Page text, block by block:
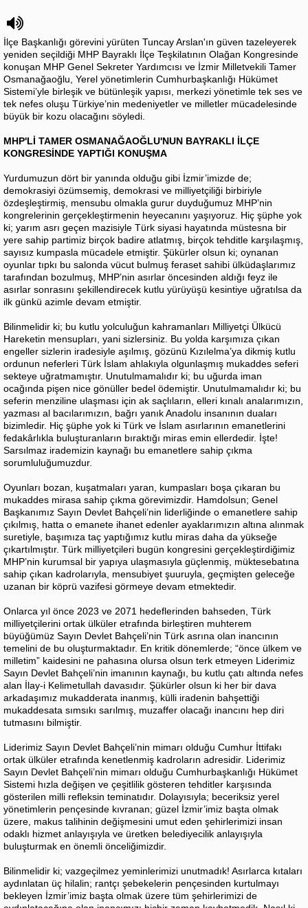
İlçe Başkanlığı görevini yürüten Tuncay Arslan'ın güven tazeleyerek
yeniden seçildiği MHP Bayraklı İlçe Teşkilatının Olağan Kongresinde
konuşan MHP Genel Sekreter Yardımcısı ve İzmir Milletvekili Tamer
Osmanağaoğlu, Yerel yönetimlerin Cumhurbaşkanlığı Hükümet
Sistemi’yle birleşik ve bütünleşik yapısı, merkezi yönetimle tek ses ve
tek nefes oluşu Türkiye’nin medeniyetler ve milletler mücadelesinde
büyük bir kozu olacağını söyledi.
MHP'Lİ TAMER OSMANAĞAOĞLU'NUN BAYRAKLI İLÇE
KONGRESİNDE YAPTIĞI KONUŞMA
Yurdumuzun dört bir yanında olduğu gibi İzmir’imizde de;
demokrasiyi özümsemiş, demokrasi ve milliyetçiliği birbiriyle
özdeşleştirmiş, mensubu olmakla gurur duyduğumuz MHP’nin
kongrelerinin gerçekleştirmenin heyecanını yaşıyoruz. Hiç şüphe yok
ki; yarım asrı geçen mazisiyle Türk siyasi hayatında müstesna bir
yere sahip partimiz birçok badire atlatmış, birçok tehditle karşılaşmış,
sayısız kumpasla mücadele etmiştir. Şükürler olsun ki; oynanan
oyunlar tıpkı bu salonda vücut bulmuş feraset sahibi ülküdaşlarımız
tarafından bozulmuş, MHP’nin asırlar öncesinden aldığı feyz ile
asırlar sonrasını şekillendirecek kutlu yürüyüşü kesintiye uğratılsa da
ilk günkü azimle devam etmiştir.
Bilinmelidir ki; bu kutlu yolculuğun kahramanları Milliyetçi Ülkücü
Hareketin mensupları, yani sizlersiniz. Bu yolda karşımıza çıkan
engeller sizlerin iradesiyle aşılmış, gözünü Kızılelma’ya dikmiş kutlu
ordunun neferleri Türk İslam ahlakıyla olgunlaşmış mukaddes seferi
sekteye uğratmamıştır. Unutulmamalıdır ki; bu uğurda iman
ocağında pişen nice gönüller bedel ödemiştir. Unutulmamalıdır ki; bu
seferin menziline ulaşması için ak saçlıların, elleri kınalı analarımızın,
yazması al bacılarımızın, bağrı yanık Anadolu insanının duaları
bizimledir. Hiç şüphe yok ki Türk ve İslam asırlarının emanetlerini
fedakârlıkla buluşturanların bıraktığı miras emin ellerdedir. İşte!
Sarsılmaz irademizin kaynağı bu emanetlere sahip çıkma
sorumluluğumuzdur.
Oyunları bozan, kuşatmaları yaran, kumpasları boşa çıkaran bu
mukaddes mirasa sahip çıkma görevimizdir. Hamdolsun; Genel
Başkanımız Sayın Devlet Bahçeli’nin liderliğinde o emanetlere sahip
çıkılmış, hatta o emanete ihanet edenler ayaklarımızın altına alınmak
suretiyle, başımıza taç yaptığımız kutlu miras daha da yükseğe
çıkartılmıştır. Türk milliyetçileri bugün kongresini gerçekleştirdiğimiz
MHP’nin kurumsal bir yapıya ulaşmasıyla güçlenmiş, müktesebatına
sahip çıkan kadrolarıyla, mensubiyet şuuruyla, geçmişten geleceğe
uzanan bir köprü vazifesi görmeye devam etmektedir.
Onlarca yıl önce 2023 ve 2071 hedeflerinden bahseden, Türk
milliyetçilerini ortak ülküler etrafında birleştiren muhterem
büyüğümüz Sayın Devlet Bahçeli’nin Türk asrına olan inancının
temelini de bu oluşturmaktadır. En kritik dönemlerde; “önce ülkem ve
milletim” kaidesini ne pahasına olursa olsun terk etmeyen Liderimiz
Sayın Devlet Bahçeli’nin imanının kaynağı, bu kutlu çatı altında nefes
alan İlay-i Kelimetullah davasıdır. Şükürler olsun ki her bir dava
arkadaşımız mukadderata inanmış, külli iradenin bahşettiği
mukaddesata sımsıkı sarılmış, muzaffer olacağı inancını hep diri
tutmasını bilmiştir.
Liderimiz Sayın Devlet Bahçeli’nin mimarı olduğu Cumhur İttifakı
ortak ülküler etrafında kenetlenmiş kadroların adresidir. Liderimiz
Sayın Devlet Bahçeli’nin mimarı olduğu Cumhurbaşkanlığı Hükümet
Sistemi hızla değişen ve çeşitlilik gösteren tehditler karşısında
gösterilen milli refleksin teminatıdır. Dolayısıyla; beceriksiz yerel
yönetimlerin pençesinde kıvranan; güzel İzmir’imiz başta olmak
üzere, makus talihinin değişmesini umut eden şehirlerimizi insan
odaklı hizmet anlayışıyla ve üretken belediyecilik anlayışıyla
buluşturmak en önemli önceliğimizdir.
Bilinmelidir ki; vazgeçilmez yeminlerimizi unutmadık! Asırlarca kıtaları
aydınlatan üç hilalin; rantçı şebekelerin pençesinden kurtulmayı
bekleyen İzmir’imiz başta olmak üzere tüm şehirlerimizi de